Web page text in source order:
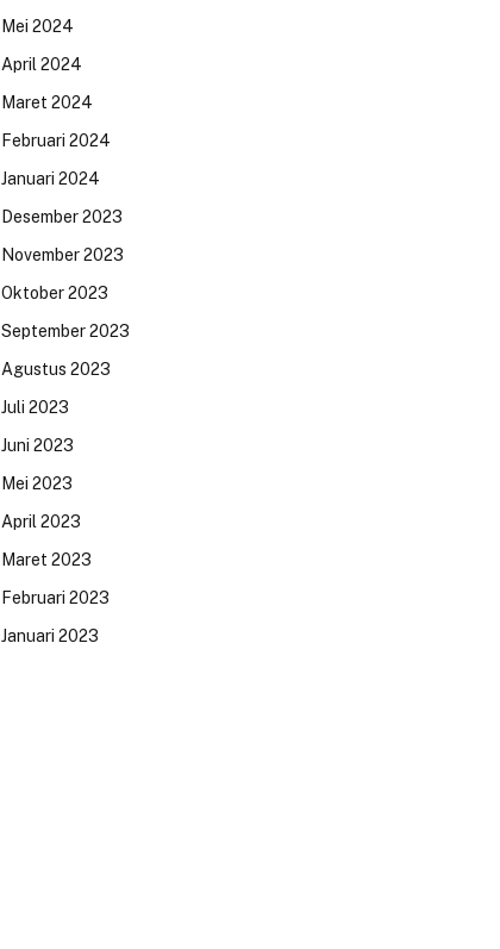
Mei 2024
April 2024
Maret 2024
Februari 2024
Januari 2024
Desember 2023
November 2023
Oktober 2023
September 2023
Agustus 2023
Juli 2023
Juni 2023
Mei 2023
April 2023
Maret 2023
Februari 2023
Januari 2023